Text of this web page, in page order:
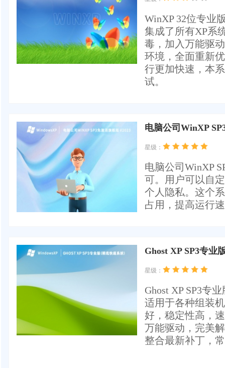
WinXP 32位专业
集成了所有XP系
毒，加入万能驱
环境，全面重新
行更加快速，本
试。
电脑公司WinXP
星级：
电脑公司WinXP
可。用户可以自
个人隐私。这个
占用，提高运行
Ghost XP SP3专业
星级：
Ghost XP SP3专
适用于各种组装
好，稳定性高，
万能驱动，完美
整合最新补丁，